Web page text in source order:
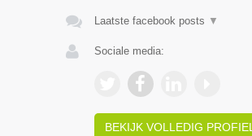
Laatste facebook posts ▼
Sociale media:
BEKIJK VOLLEDIG PROFIEL